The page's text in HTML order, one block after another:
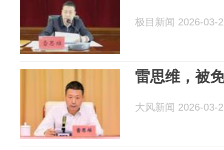
极目新闻 2026-03-
雷思维，被
大风新闻 2026-03-